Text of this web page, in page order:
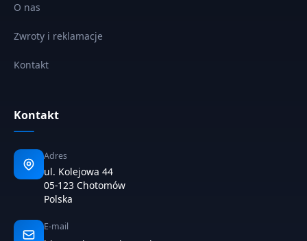
O nas
Zwroty i reklamacje
Kontakt
Kontakt
Adres
ul. Kolejowa 44
05-123 Chotomów
Polska
E-mail